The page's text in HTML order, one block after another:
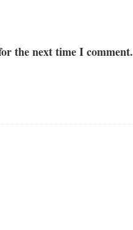
the next time I comment.